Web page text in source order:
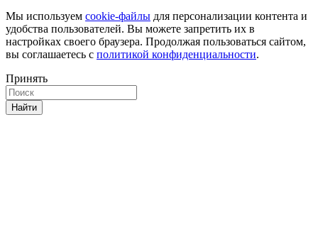
Мы используем cookie-файлы для персонализации контента и
удобства пользователей. Вы можете запретить их в
настройках своего браузера. Продолжая пользоваться сайтом,
вы соглашаетесь с политикой конфиденциальности.
Принять
Найти